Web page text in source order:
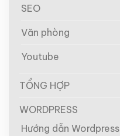
SEO
Văn phòng
Youtube
TỔNG HỢP
WORDPRESS
Hướng dẫn Wordpress